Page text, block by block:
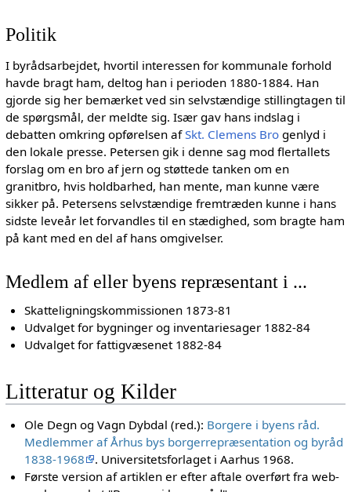
Politik
I byrådsarbejdet, hvortil interessen for kommunale forhold
havde bragt ham, deltog han i perioden 1880-1884. Han
gjorde sig her bemærket ved sin selvstændige stillingtagen til
de spørgsmål, der meldte sig. Især gav hans indslag i
debatten omkring opførelsen afSkt. Clemens Brogenlyd i
den lokale presse. Petersen gik i denne sag mod flertallets
forslag om en bro af jern og støttede tanken om en
granitbro, hvis holdbarhed, han mente, man kunne være
sikker på. Petersens selvstændige fremtræden kunne i hans
sidste leveår let forvandles til en stædighed, som bragte ham
på kant med en del af hans omgivelser.
Medlem af eller byens repræsentant i ...
Skatteligningskommissionen 1873-81
Udvalget for bygninger og inventariesager 1882-84
Udvalget for fattigvæsenet 1882-84
Litteratur og Kilder
Ole Degn og Vagn Dybdal (red.): Borgere i byens råd.
Medlemmer af Århus bys borgerrepræsentation og byråd
1838-1968
. Universitetsforlaget i Aarhus 1968.
Første version af artiklen er efter aftale overført fra web-